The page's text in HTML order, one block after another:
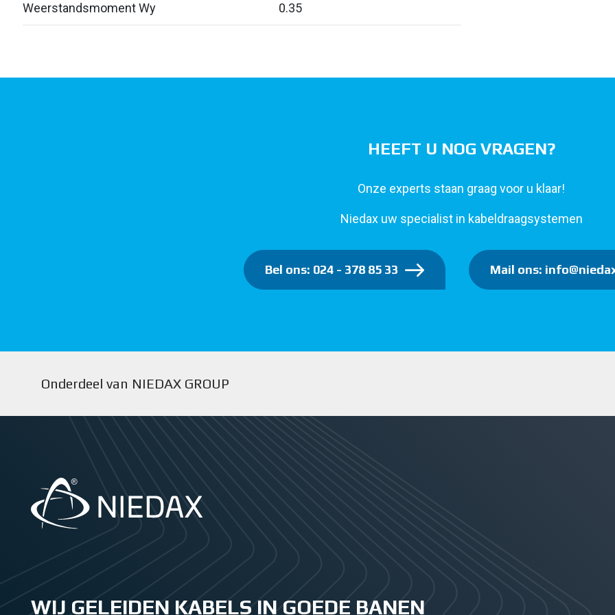
Weerstandsmoment Wy 0.35
HEEFT U NOG VRAGEN?
Onze experts staan graag voor u klaar!
Niedax uw specialist in kabeldraagsystemen
Bel ons: 024 - 378 85 33 Mail ons:
Onderdeel van NIEDAX GROUP
WIJ GELEIDEN KABELS IN GOEDE BANEN